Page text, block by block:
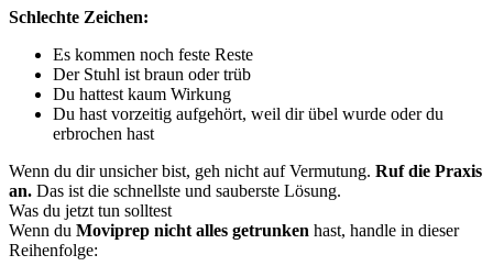
Schlechte Zeichen:
Es kommen noch feste Reste
Der Stuhl ist braun oder trüb
Du hattest kaum Wirkung
Du hast vorzeitig aufgehört, weil dir übel wurde oder du
erbrochen hast
Wenn du dir unsicher bist, geh nicht auf Vermutung. Ruf die Praxis
an. Das ist die schnellste und sauberste Lösung.
Was du jetzt tun solltest
Wenn du Moviprep nicht alles getrunken hast, handle in dieser
Reihenfolge: